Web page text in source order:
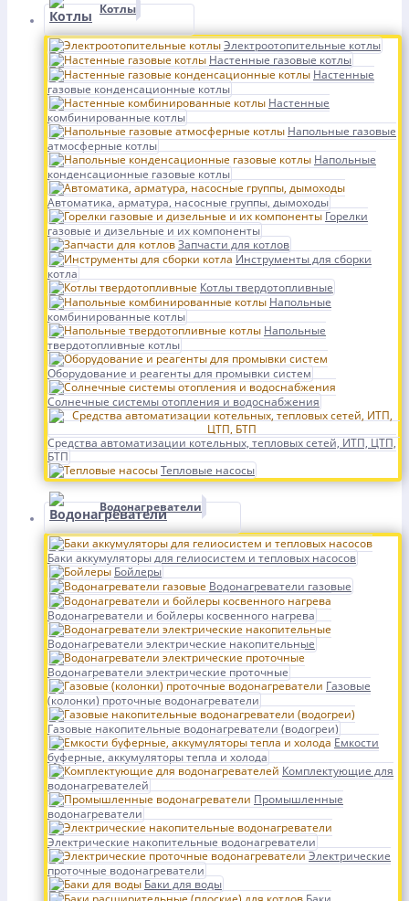
Котлы
Электроотопительные котлы
Настенные газовые котлы
Настенные
газовые конденсационные котлы
Настенные
комбинированные котлы
Напольные газовые
атмосферные котлы
Напольные
конденсационные газовые котлы
Автоматика, арматура, насосные группы, дымоходы
Горелки
газовые и дизельные и их компоненты
Запчасти для котлов
Инструменты для сборки
котла
Котлы твердотопливные
Напольные
комбинированные котлы
Напольные
твердотопливные котлы
Оборудование и реагенты для промывки систем
Солнечные системы отопления и водоснабжения
Средства автоматизации котельных, тепловых сетей, ИТП, ЦТП,
БТП
Тепловые насосы
Водонагреватели
Баки аккумуляторы для гелиосистем и тепловых насосов
Бойлеры
Водонагреватели газовые
Водонагреватели и бойлеры косвенного нагрева
Водонагреватели электрические накопительные
Водонагреватели электрические проточные
Газовые
(колонки) проточные водонагреватели
Газовые накопительные водонагреватели (водогреи)
Емкости
буферные, аккумуляторы тепла и холода
Комплектующие для
водонагревателей
Промышленные
водонагреватели
Электрические накопительные водонагреватели
Электрические
проточные водонагреватели
Баки для воды